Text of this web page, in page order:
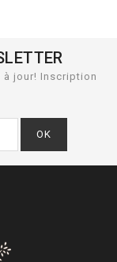
jour! Inscription